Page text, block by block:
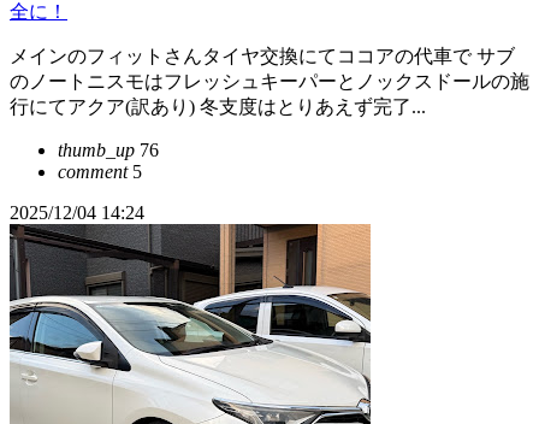
全に！
メインのフィットさんタイヤ交換にてココアの代車で サブ
のノートニスモはフレッシュキーパーとノックスドールの施
行にてアクア(訳あり) 冬支度はとりあえず完了...
thumb_up 76
comment5
2025/12/04 14:24